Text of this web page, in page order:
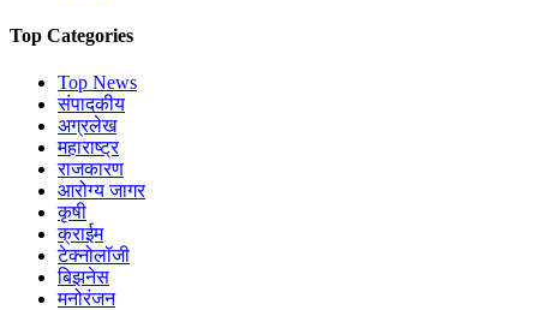
Top Categories
Top News
संपादकीय
अग्रलेख
महाराष्ट्र
राजकारण
आरोग्य जागर
कृषी
क्राईम
टेक्नोलॉजी
बिझनेस
मनोरंजन